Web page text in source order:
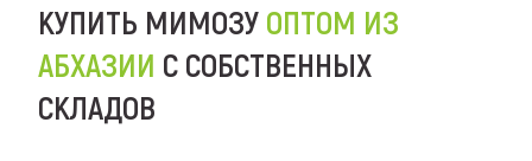
КУПИТЬ МИМОЗУ ОПТОМ ИЗ
АБХАЗИИ С СОБСТВЕННЫХ
СКЛАДОВ